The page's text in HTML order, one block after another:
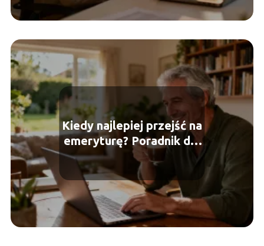
Kiedy najlepiej przejść na
emeryturę? Poradnik dla
seniora